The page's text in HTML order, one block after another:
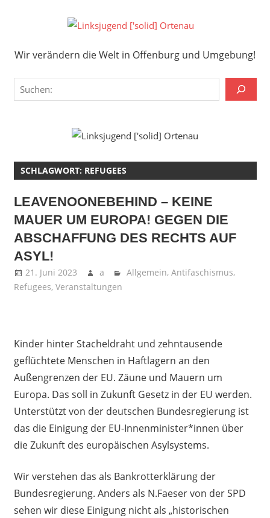
Wir verändern die Welt in Offenburg und Umgebung!
SCHLAGWORT: REFUGEES
LEAVENOONEBEHIND – KEINE
MAUER UM EUROPA! GEGEN DIE
ABSCHAFFUNG DES RECHTS AUF
ASYL!
21. Juni 2023 a Allgemein,Antifaschismus,
Refugees, Veranstaltungen
Kinder hinter Stacheldraht und zehntausende
geflüchtete Menschen in Haftlagern an den
Außengrenzen der EU. Zäune und Mauern um
Europa. Das soll in Zukunft Gesetz in der EU werden.
Unterstützt von der deutschen Bundesregierung ist
das die Einigung der EU-Innenminister*innen über
die Zukunft des europäischen Asylsystems.
Wir verstehen das als Bankrotterklärung der
Bundesregierung. Anders als N.Faeser von der SPD
sehen wir diese Einigung nicht als „historischen